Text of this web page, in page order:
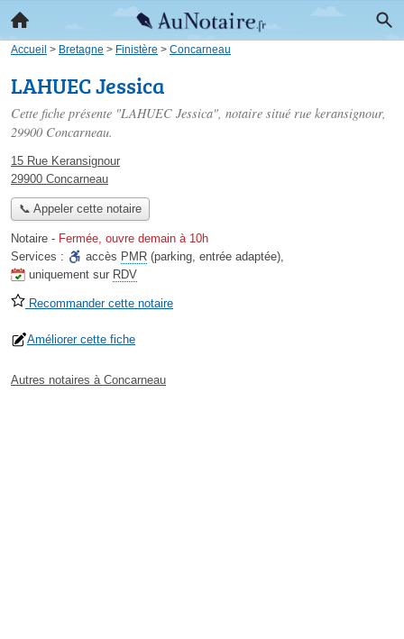
Accueil > Bretagne > Finistère > Concarneau
LAHUEC Jessica
Cette fiche présente "LAHUEC Jessica", notaire situé rue keransignour,
29900 Concarneau.
15 Rue Keransignour
29900 Concarneau
📞 Appeler cette notaire
Notaire - Fermée, ouvre demain à 10h
Services :
accès PMR (parking, entrée adaptée),
uniquement sur RDV
Recommander cette notaire
Améliorer cette fiche
Autres notaires à Concarneau